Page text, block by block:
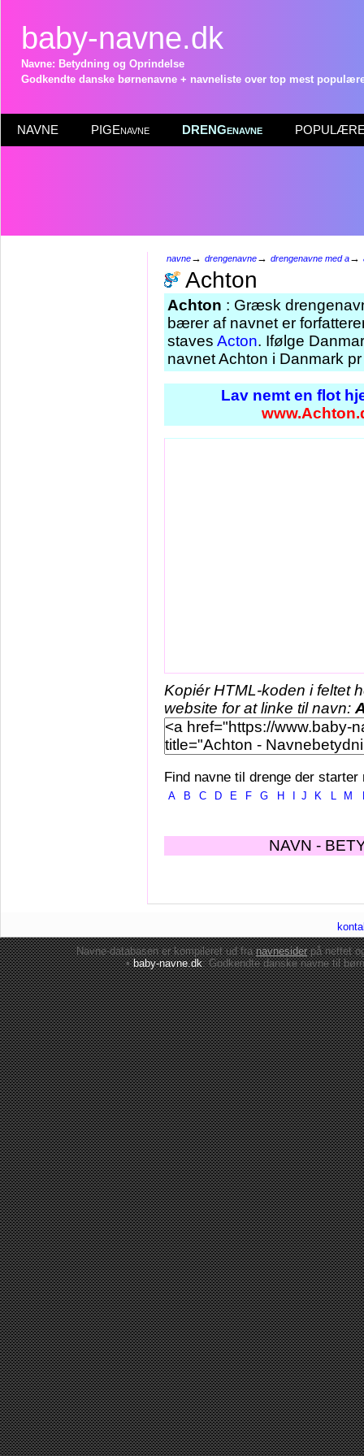
baby-navne.dk
Navne: Betydning og Oprindelse
Godkendte danske børnenavne + navneliste over top mest
NAVNE PIGEnavne DRENGenavne POPULÆRE
navne→ drengenavne→ drengenavne med a→
Achton
Achton : Græsk
bærer af navnet er
staves Acton. Ifølge
navnet Achton i Danmark
Lav nemt en flot
Kopiér HTML-koden i feltet
website for at linke til navn:
Find navne til drenge der starter
A B C D E F G H J K L M
NAVN -
Navne-databasen er kompileret ud franavnesiderpå nettet
•baby-navne.dk: Godkendte danskenavne til børn